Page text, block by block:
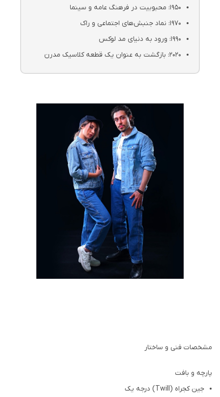
1950: محبوبیت در فرهنگ عامه و سینما
1970: نماد جنبش‌های اجتماعی و راک
1990: ورود به دنیای مد لوکس
2020: بازگشت به عنوان یک قطعه کلاسیک مدرن
مشخصات فنی و ساختار
پارچه و بافت
جین کجراه (Twill) درجه یک